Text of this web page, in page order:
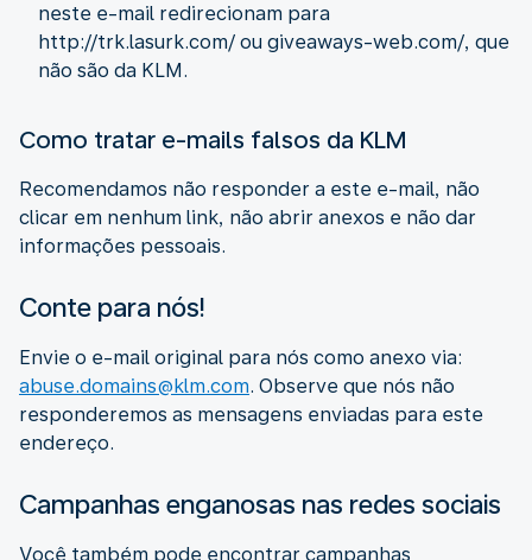
neste e-mail redirecionam para
http://trk.lasurk.com/ ou giveaways-web.com/, que
não são da KLM.
Como tratar e-mails falsos da KLM
Recomendamos não responder a este e-mail, não
clicar em nenhum link, não abrir anexos e não dar
informações pessoais.
Conte para nós!
Envie o e-mail original para nós como anexo via:
abuse.domains@klm.com. Observe que nós não
responderemos as mensagens enviadas para este
endereço.
Campanhas enganosas nas redes sociais
Você também pode encontrar campanhas